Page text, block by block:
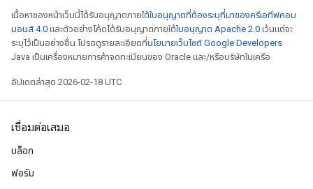
เนื้อหาของหน้าเว็บนี้ได้รับอนุญาตภายใต้ใบอนุญาตที่ต้องระบุที่มาของครีเอทีฟคอม
มอนส์ 4.0 และตัวอย่างโค้ดได้รับอนุญาตภายใต้ใบอนุญาต Apache 2.0 เว้นแต่จะ
ระบุไว้เป็นอย่างอื่น โปรดดูรายละเอียดที่นโยบายเว็บไซต์ Google Developers
Java เป็นเครื่องหมายการค้าจดทะเบียนของ Oracle และ/หรือบริษัทในเครือ
อัปเดตล่าสุด 2026-02-18 UTC
เชื่อมต่อเสมอ
บล็อก
ฟอรัม